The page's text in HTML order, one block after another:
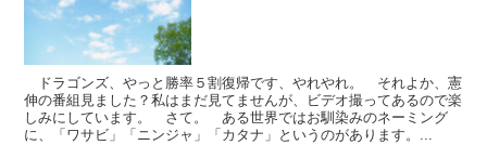
ドラゴンズ、やっと勝率５割復帰です、やれやれ。 それよか、憲
伸の番組見ました？私はまだ見てませんが、ビデオ撮ってあるので楽
しみにしています。 さて。 ある世界ではお馴染みのネーミング
に、「ワサビ」「ニンジャ」「カタナ」というのがあります。...